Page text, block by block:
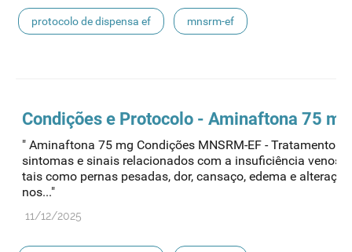
protocolo de dispensa ef mnsrm-ef
Condições e Protocolo - Aminaftona 75 mg
" Aminaftona 75 mg Condições MNSRM-EF - Tratamento
sintomas e sinais relacionados com a insuficiência venosa
tais como pernas pesadas, dor, cansaço, edema e
nos..."
11/12/2025